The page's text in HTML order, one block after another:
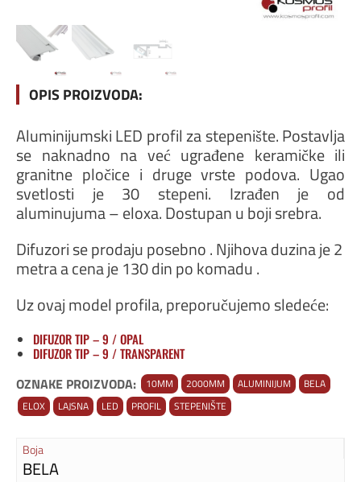
OPIS PROIZVODA:
Aluminijumski LED profil za stepenište. Postavlja
se naknadno na već ugrađene keramičke ili
granitne pločice i druge vrste podova. Ugao
svetlosti je 30 stepeni. Izrađen je od
aluminujuma – eloxa. Dostupan u boji srebra.
Difuzori se prodaju posebno . Njihova duzina je 2
metra a cena je 130 din po komadu .
Uz ovaj model profila, preporučujemo sledeće:
DIFUZOR TIP – 9 / OPAL
DIFUZOR TIP – 9 / TRANSPARENT
OZNAKE PROIZVODA: 10MM 2000MM ALUMINIJUM
BELA
ELOX
LAJSNA LED PROFIL STEPENIŠTE
Boja
BELA